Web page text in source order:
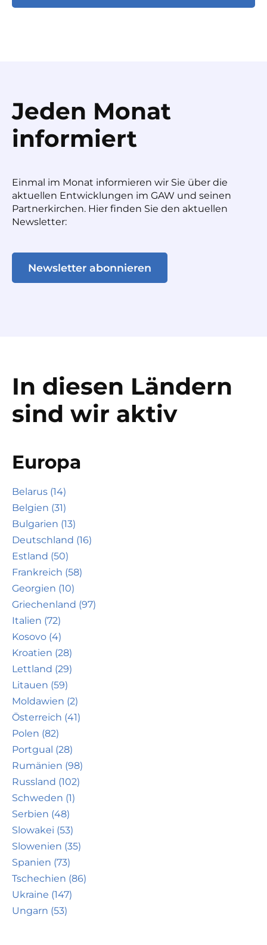
Jeden Monat
informiert
Einmal im Monat informieren wir Sie über die
aktuellen Entwicklungen im GAW und seinen
Partnerkirchen. Hier finden Sie den aktuellen
Newsletter:
Newsletter abonnieren
In diesen Ländern
sind wir aktiv
Europa
Belarus (14)
Belgien (31)
Bulgarien (13)
Deutschland (16)
Estland (50)
Frankreich (58)
Georgien (10)
Griechenland (97)
Italien (72)
Kosovo (4)
Kroatien (28)
Lettland (29)
Litauen (59)
Moldawien (2)
Österreich (41)
Polen (82)
Portgual (28)
Rumänien (98)
Russland (102)
Schweden (1)
Serbien (48)
Slowakei (53)
Slowenien (35)
Spanien (73)
Tschechien (86)
Ukraine (147)
Ungarn (53)